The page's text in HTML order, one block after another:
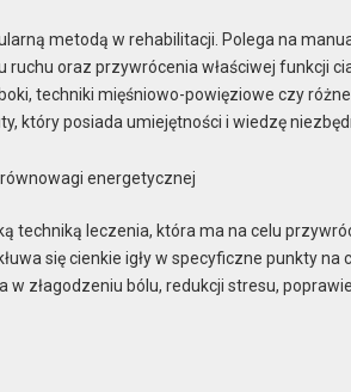
metodą w rehabilitacji. Polega na
ruchu oraz przywrócenia właściwej funkcji
techniki mięśniowo-powięziowe czy
który posiada umiejętności i wiedzę
energetycznej
techniką leczenia, która ma na celu
się cienkie igły w specyficzne punkty
w złagodzeniu bólu, redukcji stresu,